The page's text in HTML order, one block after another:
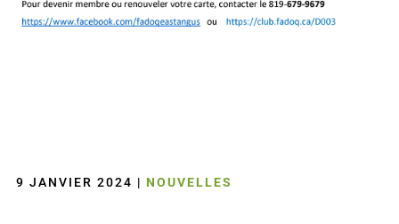
9 JANVIER 2024 | NOUVELLES